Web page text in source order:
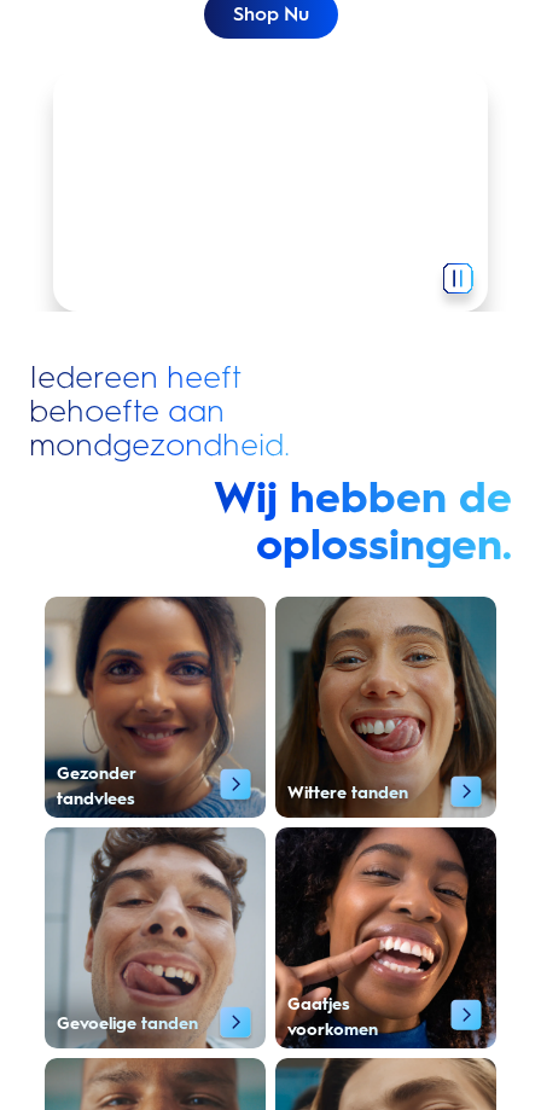
Shop Nu
Iedereen heeft
behoefte aan
mondgezondheid.
Wij hebben de
oplossingen.
Gezonder
tandvlees
Wittere tanden
Gevoelige tanden
Gaatjes
voorkomen